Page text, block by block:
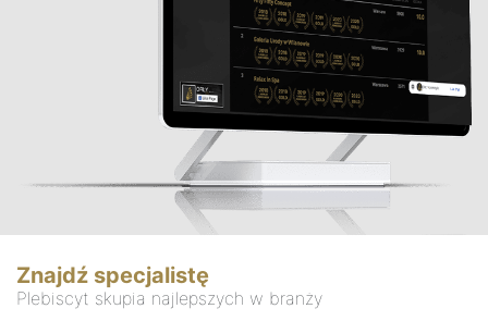
Znajdź specjalistę
Plebiscyt skupia najlepszych w branży